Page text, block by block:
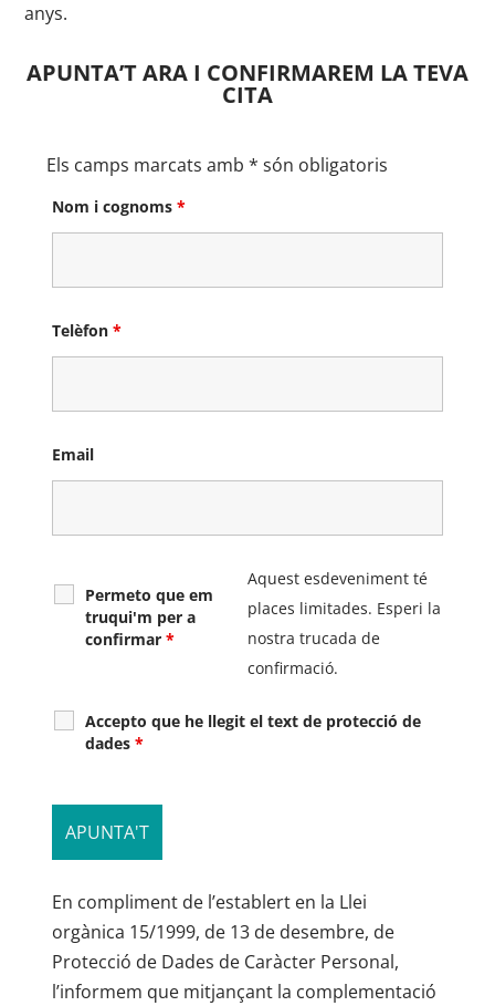
anys.
APUNTA’T ARA I CONFIRMAREM LA TEVA
CITA
Els camps marcats amb * són obligatoris
Nom i cognoms*
Telèfon*
Email
Permeto que em
truqui'm per a
confirmar*
Aquest esdeveniment té
places limitades. Esperi la
nostra trucada de
confirmació.
Accepto que he llegit el text de protecció de
dades*
En compliment de l’establert en la Llei
orgànica 15/1999, de 13 de desembre, de
Protecció de Dades de Caràcter Personal,
l’informem que mitjançant la complementació